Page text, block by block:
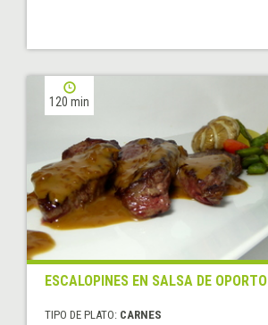
120 min
ESCALOPINES EN SALSA DE OPORTO
TIPO DE PLATO: CARNES